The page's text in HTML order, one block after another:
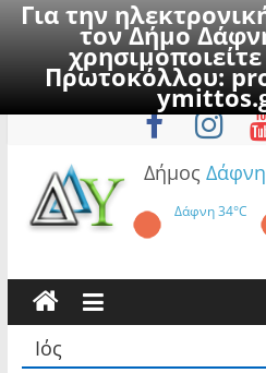
Για την
τον Δήμο
Πρωτοκόλλου:
to
Πέμπτη, 6
Δήμος
Δάφνη34°C
Ιός